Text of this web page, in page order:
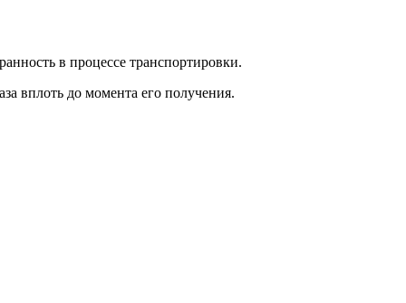
в процессе транспортировки.
вплоть до момента его получения.